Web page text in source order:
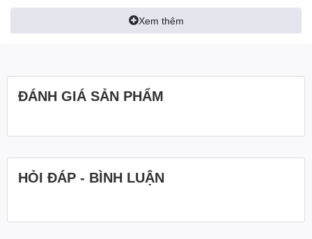
● Có chức năng kiểm tra nguồn điện (đèn LED).
● Có thiết kế cầu chì bảo vệ.
EN61326-1
Thông số kỹ thuật Đồng hồ đo điện trở cách
Dải đo 250V / 500V / 1000V
Dải đo 0-100MΩ / 0-200MΩ / 0-400MΩ
Độ chính xác 0-1MΩ: ±10% giá trị được chỉ định
Xem thêm
ĐÁNH GIÁ SẢN PHẨM
HỎI ĐÁP - BÌNH LUẬN